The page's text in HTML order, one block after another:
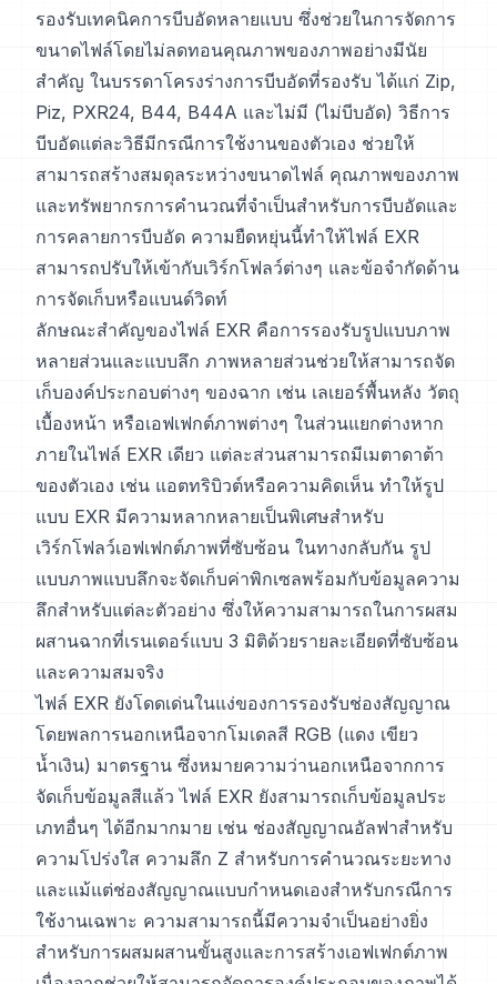
รองรับเทคนิคการบีบอัดหลายแบบ ซึ่งช่วยในการจัดการ
ขนาดไฟล์โดยไม่ลดทอนคุณภาพของภาพอย่างมีนัย
สำคัญ ในบรรดาโครงร่างการบีบอัดที่รองรับ ได้แก่ Zip,
Piz, PXR24, B44, B44A และไม่มี (ไม่บีบอัด) วิธีการ
บีบอัดแต่ละวิธีมีกรณีการใช้งานของตัวเอง ช่วยให้
สามารถสร้างสมดุลระหว่างขนาดไฟล์ คุณภาพของภาพ
และทรัพยากรการคำนวณที่จำเป็นสำหรับการบีบอัดและ
การคลายการบีบอัด ความยืดหยุ่นนี้ทำให้ไฟล์ EXR
สามารถปรับให้เข้ากับเวิร์กโฟลว์ต่างๆ และข้อจำกัดด้าน
การจัดเก็บหรือแบนด์วิดท์
ลักษณะสำคัญของไฟล์ EXR คือการรองรับรูปแบบภาพ
หลายส่วนและแบบลึก ภาพหลายส่วนช่วยให้สามารถจัด
เก็บองค์ประกอบต่างๆ ของฉาก เช่น เลเยอร์พื้นหลัง วัตถุ
เบื้องหน้า หรือเอฟเฟกต์ภาพต่างๆ ในส่วนแยกต่างหาก
ภายในไฟล์ EXR เดียว แต่ละส่วนสามารถมีเมตาดาต้า
ของตัวเอง เช่น แอตทริบิวต์หรือความคิดเห็น ทำให้รูป
แบบ EXR มีความหลากหลายเป็นพิเศษสำหรับ
เวิร์กโฟลว์เอฟเฟกต์ภาพที่ซับซ้อน ในทางกลับกัน รูป
แบบภาพแบบลึกจะจัดเก็บค่าพิกเซลพร้อมกับข้อมูลความ
ลึกสำหรับแต่ละตัวอย่าง ซึ่งให้ความสามารถในการผสม
ผสานฉากที่เรนเดอร์แบบ 3 มิติด้วยรายละเอียดที่ซับซ้อน
และความสมจริง
ไฟล์ EXR ยังโดดเด่นในแง่ของการรองรับช่องสัญญาณ
โดยพลการนอกเหนือจากโมเดลสี RGB (แดง เขียว
น้ำเงิน) มาตรฐาน ซึ่งหมายความว่านอกเหนือจากการ
จัดเก็บข้อมูลสีแล้ว ไฟล์ EXR ยังสามารถเก็บข้อมูลประ
เภทอื่นๆ ได้อีกมากมาย เช่น ช่องสัญญาณอัลฟาสำหรับ
ความโปร่งใส ความลึก Z สำหรับการคำนวณระยะทาง
และแม้แต่ช่องสัญญาณแบบกำหนดเองสำหรับกรณีการ
ใช้งานเฉพาะ ความสามารถนี้มีความจำเป็นอย่างยิ่ง
สำหรับการผสมผสานขั้นสูงและการสร้างเอฟเฟกต์ภาพ